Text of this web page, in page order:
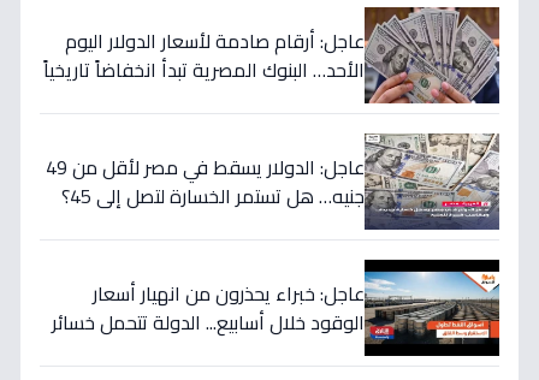
عاجل: أرقام صادمة لأسعار الدولار اليوم
الأحد… البنوك المصرية تبدأ انخفاضاً تاريخياً
عاجل: الدولار يسقط في مصر لأقل من 49
جنيه… هل تستمر الخسارة لتصل إلى 45؟
عاجل: خبراء يحذرون من انهيار أسعار
الوقود خلال أسابيع... الدولة تتحمل خسائر